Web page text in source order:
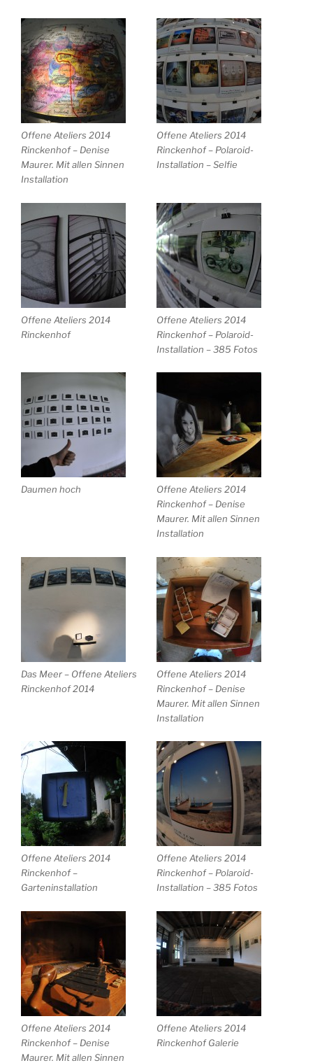
Offene Ateliers 2014
Rinckenhof – Denise
Maurer. Mit allen Sinnen
Installation
Offene Ateliers 2014
Rinckenhof – Polaroid-
Installation – Selfie
Offene Ateliers 2014
Rinckenhof
Offene Ateliers 2014
Rinckenhof – Polaroid-
Installation – 385 Fotos
Daumen hoch
Offene Ateliers 2014
Rinckenhof – Denise
Maurer. Mit allen Sinnen
Installation
Das Meer – Offene Ateliers
Rinckenhof 2014
Offene Ateliers 2014
Rinckenhof – Denise
Maurer. Mit allen Sinnen
Installation
Offene Ateliers 2014
Rinckenhof –
Garteninstallation
Offene Ateliers 2014
Rinckenhof – Polaroid-
Installation – 385 Fotos
Offene Ateliers 2014
Rinckenhof – Denise
Maurer. Mit allen Sinnen
Offene Ateliers 2014
Rinckenhof Galerie